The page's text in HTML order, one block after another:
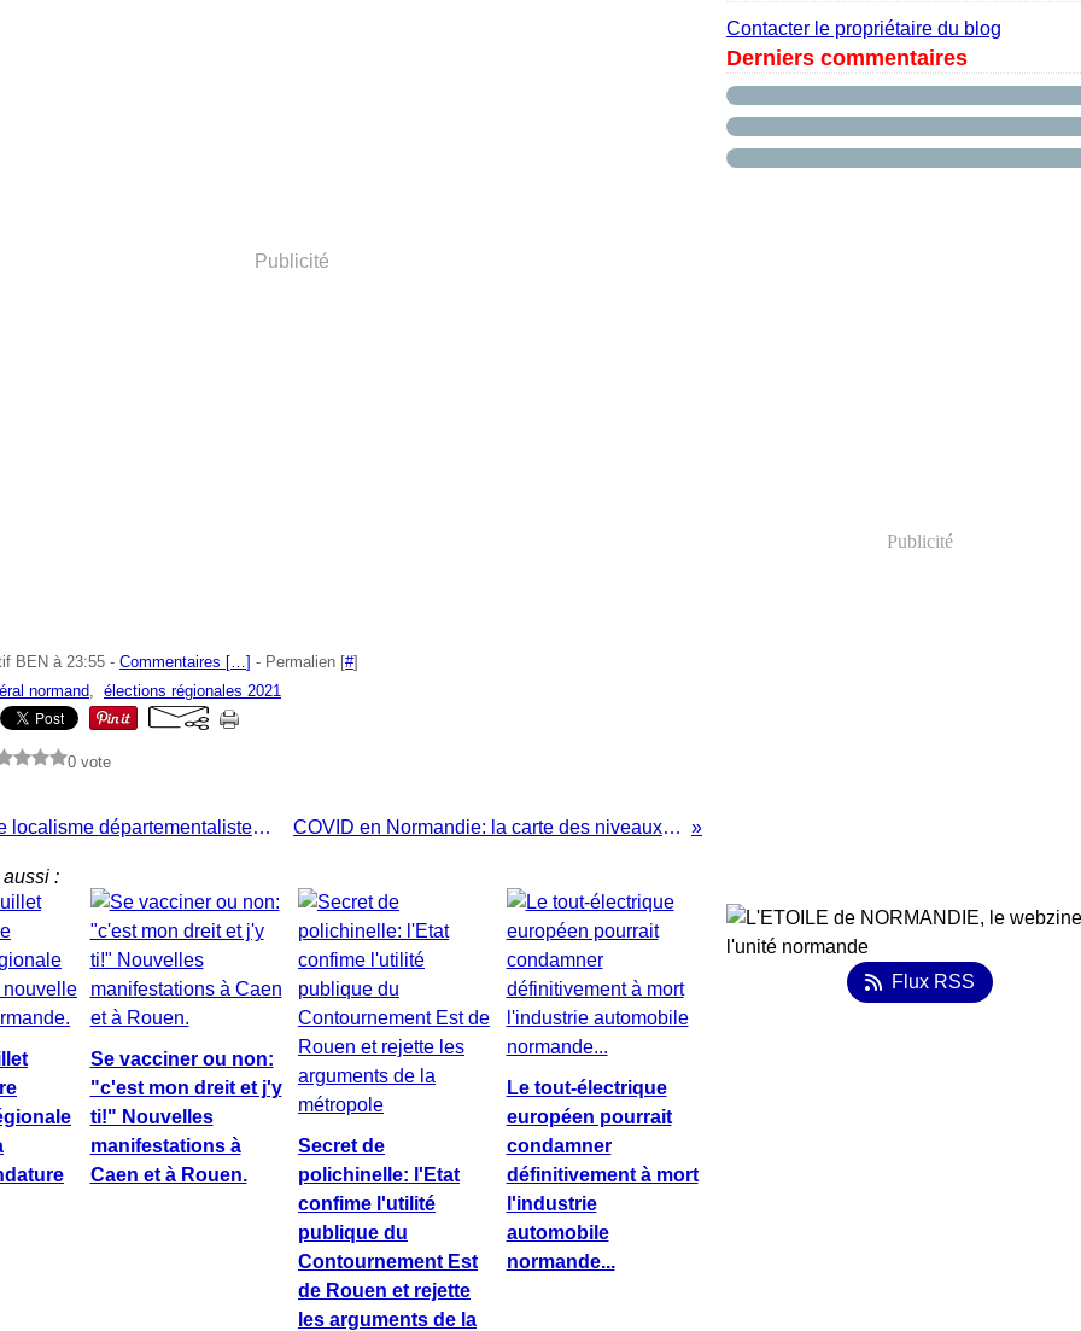
Publicité
BEN à 23:55 - Commentaires […] - Permalien [#]
normand, élections régionales 2021
0 vote
Au Sénat, le localisme départementaliste ne dit jamais son dernier mot! COVID en Normandie: la carte des niveaux d'alerte au 23 septembre 2020
aussi :
Se vacciner ou non:
"c'est mon dreit et j'y
ti!" Nouvelles
manifestations à
Caen et à Rouen.
Secret de
polichinelle: l'Etat
confime l'utilité
publique du
Contournement Est
de Rouen et rejette
les arguments de la
Le tout-électrique
européen pourrait
condamner
définitivement à mort
l'industrie
automobile
normande...
Contacter le propriétaire du blog
Derniers commentaires
Publicité
Flux RSS